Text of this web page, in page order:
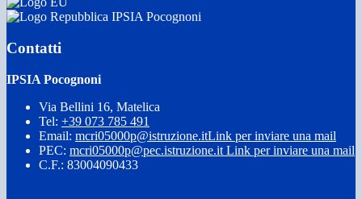
IPSIA Pocognoni
Contatti
IPSIA Pocognoni
Via Bellini 16, Matelica
Tel: +39 073 785 491
Email: mcri05000p@istruzione.itLink per inviare una mail
PEC: mcri05000p@pec.istruzione.it Link per inviare una mail
C.F.: 83004090433